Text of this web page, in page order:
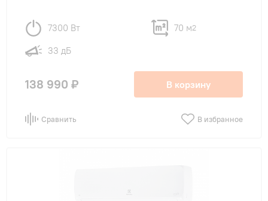
7300 Вт 70 м2
33 дБ
138 990 ₽ В корзину
Сравнить В избранное